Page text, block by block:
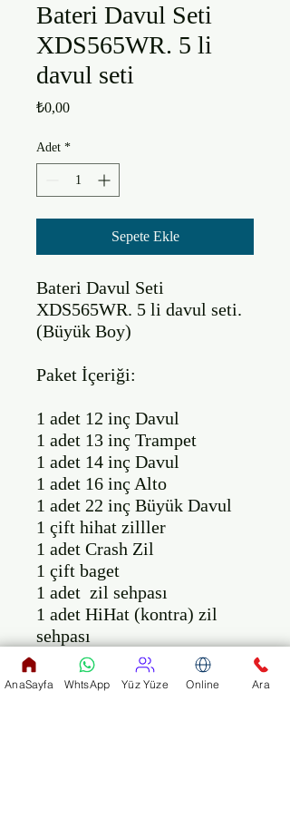
Bateri Davul Seti
XDS565WR. 5 li
davul seti
₺0,00Fiyat
Adet *
Sepete Ekle
Bateri Davul Seti
XDS565WR. 5 li davul seti.
(Büyük Boy)
Paket İçeriği:
1 adet 12 inç Davul
1 adet 13 inç Trampet
1 adet 14 inç Davul
1 adet 16 inç Alto
1 adet 22 inç Büyük Davul
1 çift hihat zilller
1 adet Crash Zil
1 çift baget
1 adet  zil sehpası
1 adet HiHat (kontra) zil
sehpası
Üzerindeki baba sayısı : 8
AnaSayfa WhtsApp Yüz Yüze Online Ara